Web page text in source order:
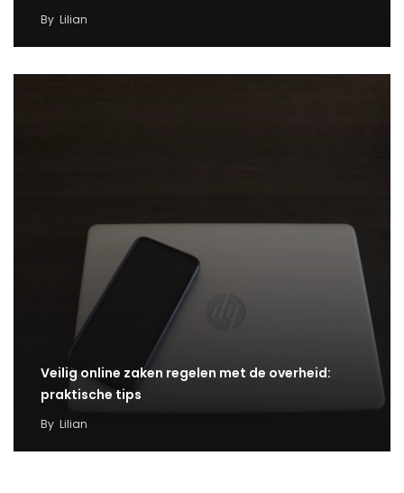
By Lilian
Veilig online zaken regelen met de overheid:
praktische tips
By Lilian